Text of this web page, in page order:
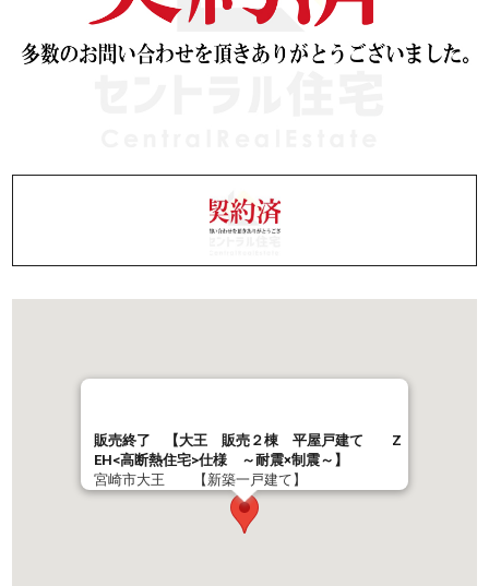
販売終了 【大王 販売２棟 平屋戸建て Z
EH<高断熱住宅>仕様 ～耐震×制震～】
宮崎市大王 【新築一戸建て】